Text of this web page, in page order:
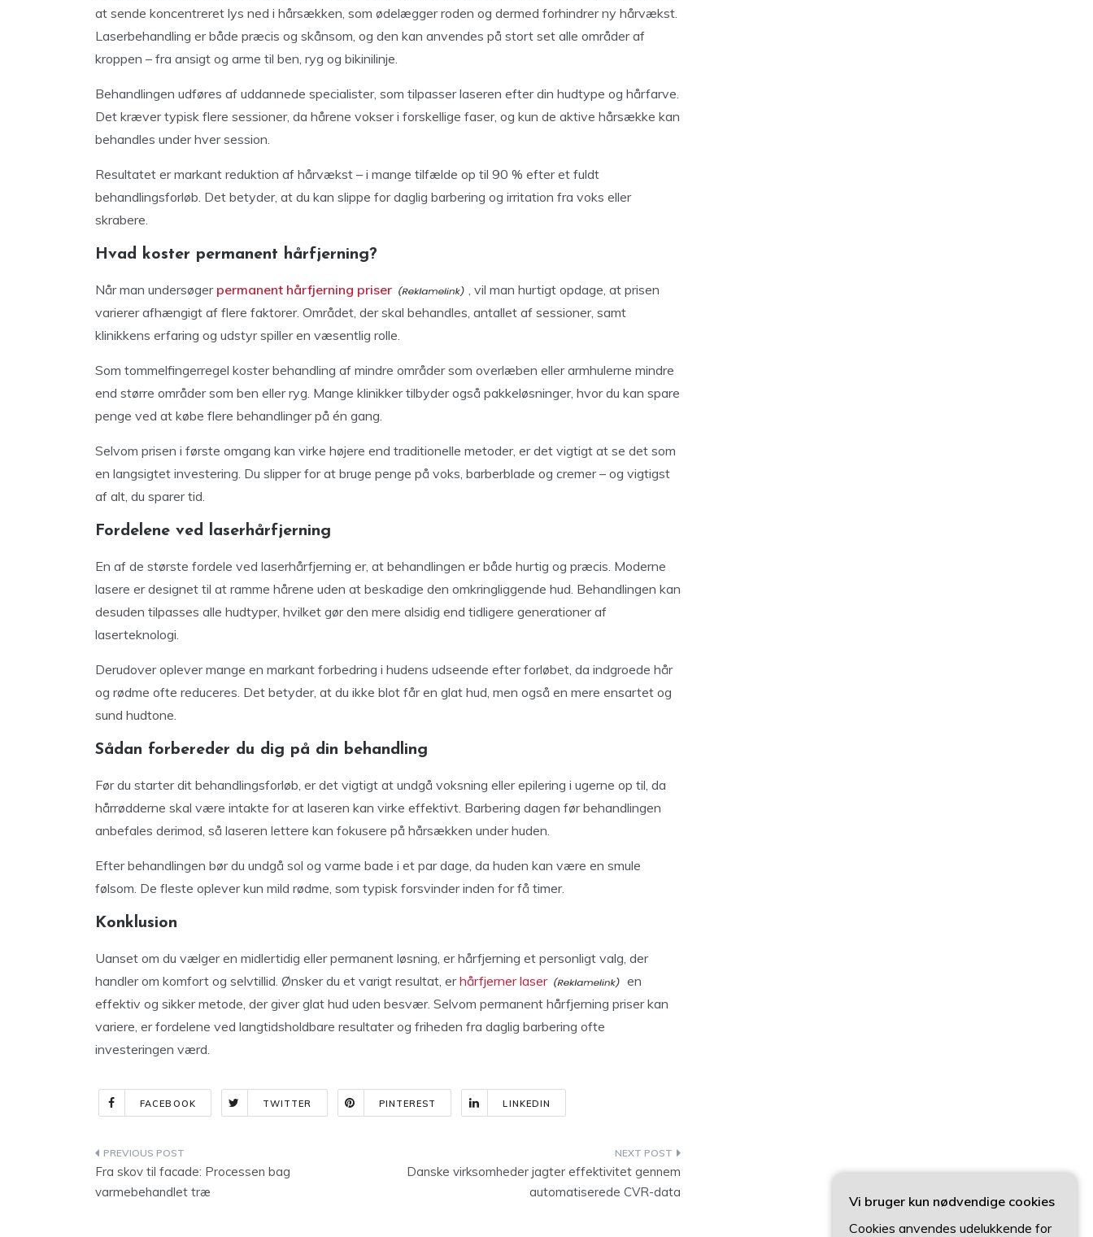
at sende koncentreret lys ned i hårsækken, som ødelægger roden og dermed forhindrer ny hårvækst.
Laserbehandling er både præcis og skånsom, og den kan anvendes på stort set alle områder af
kroppen – fra ansigt og arme til ben, ryg og bikinilinje.
Behandlingen udføres af uddannede specialister, som tilpasser laseren efter din hudtype og hårfarve.
Det kræver typisk flere sessioner, da hårene vokser i forskellige faser, og kun de aktive hårsække kan
behandles under hver session.
Resultatet er markant reduktion af hårvækst – i mange tilfælde op til 90 % efter et fuldt
behandlingsforløb. Det betyder, at du kan slippe for daglig barbering og irritation fra voks eller
skrabere.
Hvad koster permanent hårfjerning?
Når man undersøger permanent hårfjerning priser
, vil man hurtigt opdage, at prisen
varierer afhængigt af flere faktorer. Området, der skal behandles, antallet af sessioner, samt
klinikkens erfaring og udstyr spiller en væsentlig rolle.
Som tommelfingerregel koster behandling af mindre områder som overlæben eller armhulerne mindre
end større områder som ben eller ryg. Mange klinikker tilbyder også pakkeløsninger, hvor du kan spare
penge ved at købe flere behandlinger på én gang.
Selvom prisen i første omgang kan virke højere end traditionelle metoder, er det vigtigt at se det som
en langsigtet investering. Du slipper for at bruge penge på voks, barberblade og cremer – og vigtigst
af alt, du sparer tid.
Fordelene ved laserhårfjerning
En af de største fordele ved laserhårfjerning er, at behandlingen er både hurtig og præcis. Moderne
lasere er designet til at ramme hårene uden at beskadige den omkringliggende hud. Behandlingen kan
desuden tilpasses alle hudtyper, hvilket gør den mere alsidig end tidligere generationer af
laserteknologi.
Derudover oplever mange en markant forbedring i hudens udseende efter forløbet, da indgroede hår
og rødme ofte reduceres. Det betyder, at du ikke blot får en glat hud, men også en mere ensartet og
sund hudtone.
Sådan forbereder du dig på din behandling
Før du starter dit behandlingsforløb, er det vigtigt at undgå voksning eller epilering i ugerne op til, da
hårrødderne skal være intakte for at laseren kan virke effektivt. Barbering dagen før behandlingen
anbefales derimod, så laseren lettere kan fokusere på hårsækken under huden.
Efter behandlingen bør du undgå sol og varme bade i et par dage, da huden kan være en smule
følsom. De fleste oplever kun mild rødme, som typisk forsvinder inden for få timer.
Konklusion
Uanset om du vælger en midlertidig eller permanent løsning, er hårfjerning et personligt valg, der
handler om komfort og selvtillid. Ønsker du et varigt resultat, erhårfjerner laser
en
effektiv og sikker metode, der giver glat hud uden besvær. Selvom permanent hårfjerning priser kan
variere, er fordelene ved langtidsholdbare resultater og friheden fra daglig barbering ofte
investeringen værd.
FACEBOOK TWITTER PINTEREST LINKEDIN
Indlægsnavigation
Fra skov til facade: Processen bag
varmebehandlet træ
Danske virksomheder jagter effektivitet gennem
automatiserede CVR-data
Vi bruger kun nødvendige cookies
Cookies anvendes udelukkende for